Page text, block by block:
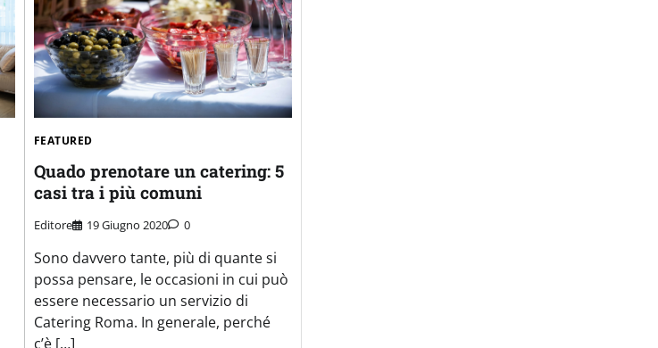
FEATURED
Quado prenotare un catering: 5
casi tra i più comuni
Editore 19 Giugno 2020 0
Sono davvero tante, più di quante si
possa pensare, le occasioni in cui può
essere necessario un servizio di
Catering Roma. In generale, perché
c’è […]